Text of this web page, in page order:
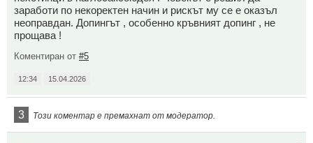
заработи по некоректен начин и рискът му се е оказъл
неоправдан. Допингът , особенно кръвният допинг , не
прощава !
Коментиран от #5
12:34 15.04.2026
3 Този коментар е премахнат от модератор.